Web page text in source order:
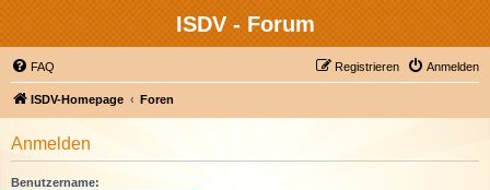
ISDV - Forum
FAQ Anmelden
Registrieren
ISDV-Homepage Foren
Anmelden
Benutzername: